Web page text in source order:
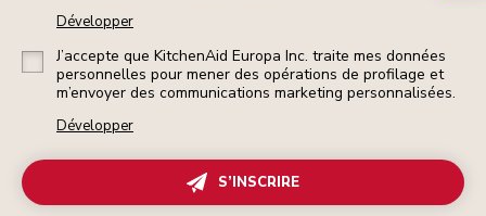
Développer
J’accepte que KitchenAid Europa Inc. traite mes données
personnelles pour mener des opérations de profilage et
m’envoyer des communications marketing personnalisées.
Développer
S’INSCRIRE